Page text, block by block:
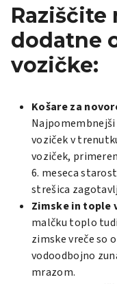
Raziščite
dodatne
vozičke:
Košare za
voziček v
voziček,
6. meseca
strešica
Zimske in tople
malčku toplo
zimske vreče so
vodoodbojno
mrazom.